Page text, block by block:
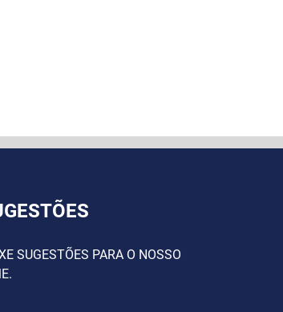
SUGESTÕES PARA O NOSSO